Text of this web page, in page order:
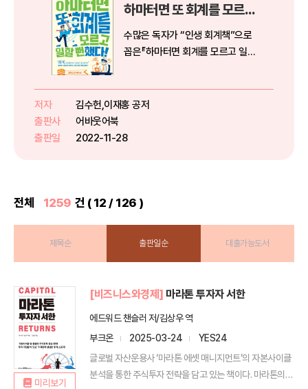
하마터면 또 회계를 모르고 일할 뻔했다!
수많은 독자가 “인생 회계책”으로
꼽은『하마터면 회계를 모르고 일할
다!***결심하고 포기하는 회계 공
자!***2018년 출간된 이후 부동의
저자
김수헌,이재홍 공저
출판사
어바웃어북
출판일
2022-11-28
전체 1259 건 ( 12 / 126 )
제목순 출판일순 대출가능도서
미리보기
[비즈니스와경제] 마라톤 투자자 서한
에드워드 챈슬러 저/김상우 역
부크온
2025-03-24
YES24
글로벌 자산운용사 ‘마라톤 에셋 매니지먼트’의 자본사이클
분석을 통한 주식투자 전략을 담고 있는 책이다. 마라톤의